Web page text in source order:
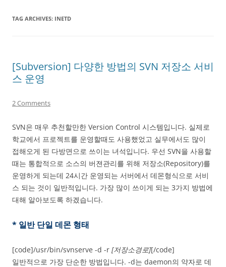
TAG ARCHIVES: INETD
[Subversion] 다양한 방법의 SVN 저장소 서비
스 운영
2 Comments
SVN은 매우 추천할만한 Version Control 시스템입니다. 실제로
학교에서 프로젝트를 운영할때도 사용했었고 실무에서도 많이
접해오게 된 다방면으로 쓰이는 녀석입니다. 우선 SVN을 사용할
때는 통합적으로 소스의 버젼관리를 위해 저장소(Repository)를
운영하게 되는데 24시간 운영되는 서버에서 데몬형식으로 서비
스 되는 것이 일반적입니다. 가장 많이 쓰이게 되는 3가지 방법에
대해 알아보도록 하겠습니다.
* 일반 단일 데몬 형태
[code]/usr/bin/svnserve -d -r [저장소경로][/code]
일반적으로 가장 단순한 방법입니다. -d는 daemon의 약자로 데